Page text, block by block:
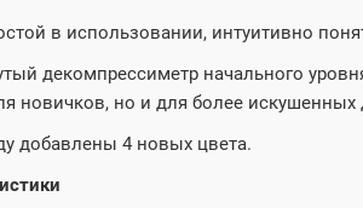
в использовании, интуитивно
декомпрессиметр начального
новичков, но и для более искушенных
добавлены 4 новых цвета.